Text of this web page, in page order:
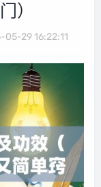
）
05-29 16:22:11